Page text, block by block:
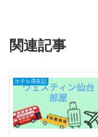
関連記事
ホテル滞在記